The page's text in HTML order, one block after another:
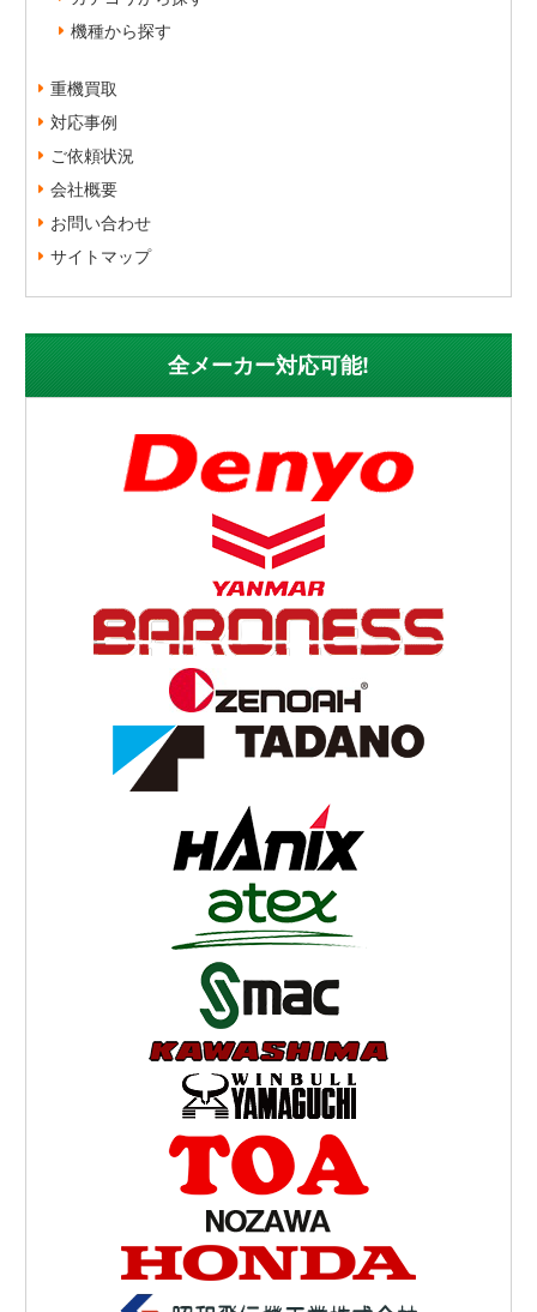
機種から探す
重機買取
対応事例
ご依頼状況
会社概要
お問い合わせ
サイトマップ
全メーカー対応可能!